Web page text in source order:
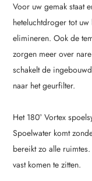
Voor uw gemak staat
heteluchtdroger tot
elimineren. Ook de
zorgen meer over
schakelt de
naar het geurfilter.
Het 180° Vortex
Spoelwater komt
bereikt zo alle
vast komen te zitten.